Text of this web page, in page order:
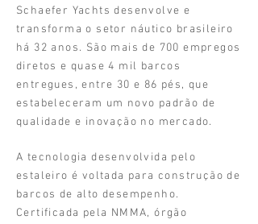
Schaefer Yachts desenvolve e
transforma o setor náutico brasileiro
há 32 anos. São mais de 700 empregos
diretos e quase 4 mil barcos
entregues, entre 30 e 86 pés, que
estabeleceram um novo padrão de
qualidade e inovação no mercado.
A tecnologia desenvolvida pelo
estaleiro é voltada para construção de
barcos de alto desempenho.
Certificada pela NMMA, órgão